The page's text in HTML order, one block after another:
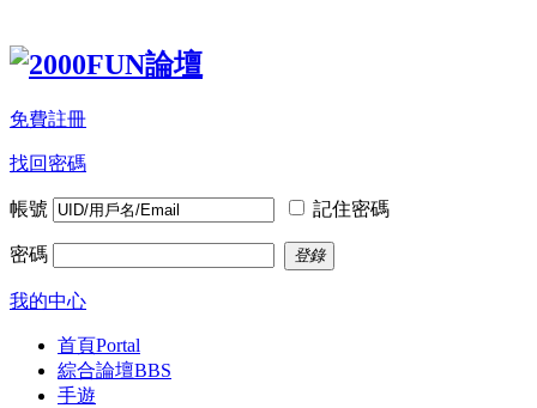
免費註冊
找回密碼
帳號 記住密碼
密碼 登錄
我的中心
首頁Portal
綜合論壇BBS
手遊